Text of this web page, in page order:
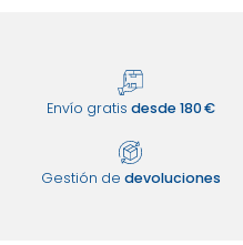
Envío gratis desde 180 €
Gestión de devoluciones